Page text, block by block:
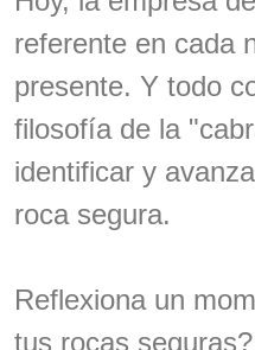
referente en cada
presente. Y todo
filosofía de la
identificar y
roca segura.
Reflexiona un
tus rocas